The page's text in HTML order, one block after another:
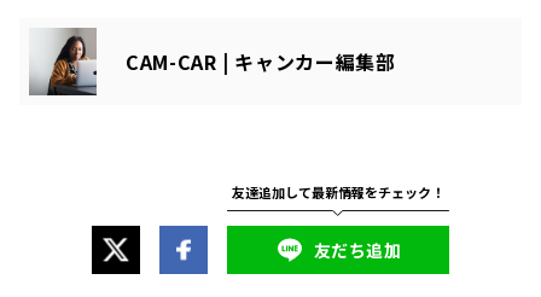
CAM-CAR | キャンカー編集部
友だち追加